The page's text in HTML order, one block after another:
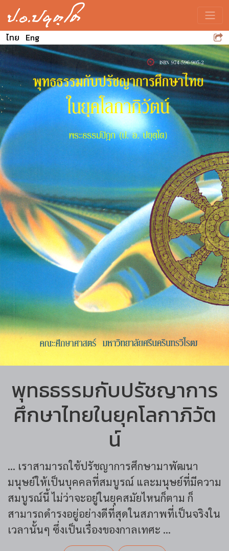
ไทย Eng
พุทธธรรมกับปรัชญาการ
ศึกษาไทยในยุคโลกาภิวัต
น์
... เราสามารถใช้ปรัชญาการศึกษามาพัฒนา
มนุษย์ให้เป็นบุคคลที่สมบูรณ์ และมนุษย์ที่มีความ
สมบูรณ์นี้ ไม่ว่าจะอยู่ในยุคสมัยไหนก็ตาม ก็
สามารถดำรงอยู่อย่างดีที่สุดในสภาพที่เป็นจริงใน
เวลานั้นๆ ซึ่งเป็นเรื่องของกาลเทศะ ...